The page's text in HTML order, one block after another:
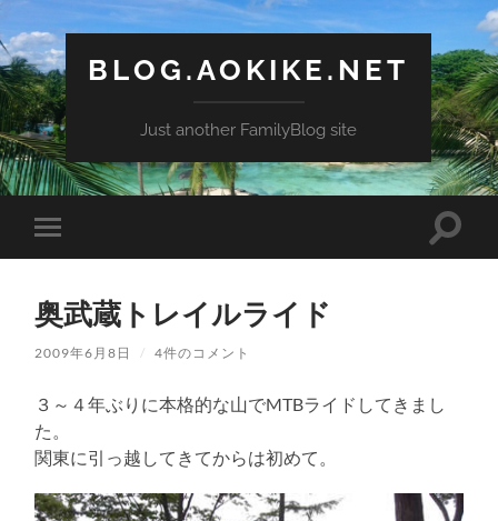
BLOG.AOKIKE.NET
Just another FamilyBlog site
モ
バ
ル
メ
ニ
ュ
切
替
え
検
奥武蔵トレイルライド
2009年6月8日 / 4件のコメント
３～４年ぶりに本格的な山でMTBライドしてきまし
た。
関東に引っ越してきてからは初めて。